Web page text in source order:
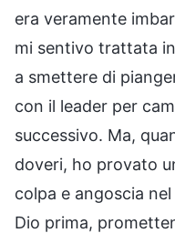
era veramente
mi sentivo trattata
a smettere di
con il leader per
successivo. Ma,
doveri, ho provato
colpa e angoscia
Dio prima,